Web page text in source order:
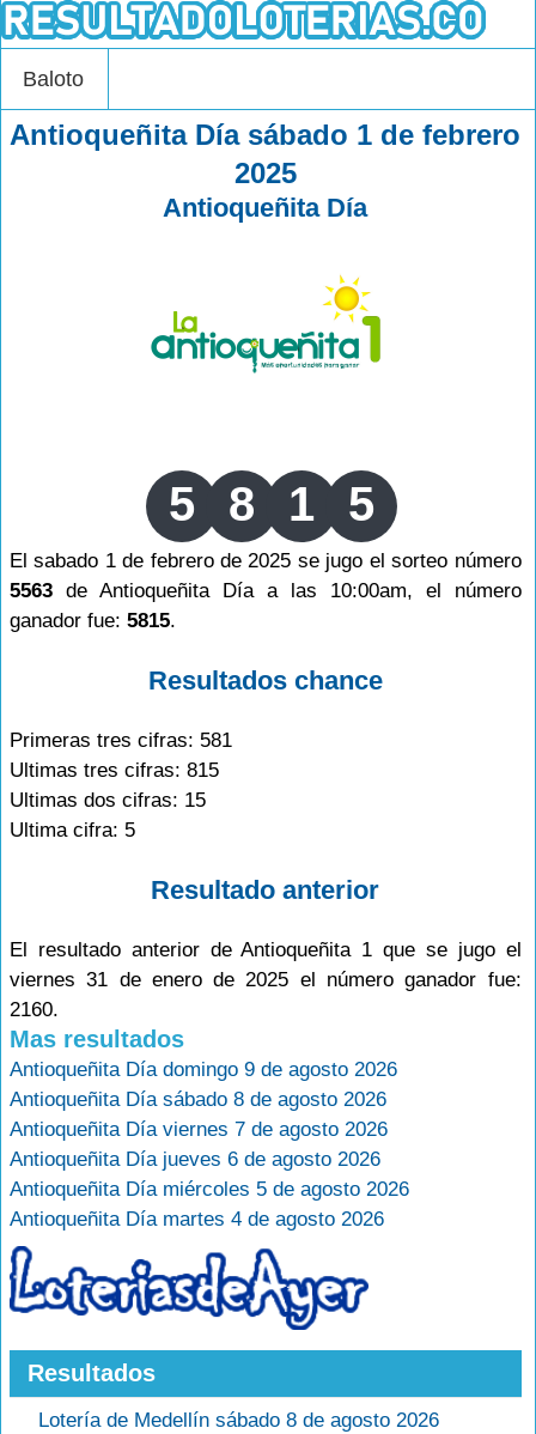
Baloto
Antioqueñita Día sábado 1 de febrero
2025
Antioqueñita Día
5 8 1 5
El sabado 1 de febrero de 2025 se jugo el sorteo número
5563 de Antioqueñita Día a las 10:00am, el número
ganador fue: 5815.
Resultados chance
Primeras tres cifras: 581
Ultimas tres cifras: 815
Ultimas dos cifras: 15
Ultima cifra: 5
Resultado anterior
El resultado anterior de Antioqueñita 1 que se jugo el
viernes 31 de enero de 2025 el número ganador fue:
2160.
Mas resultados
Antioqueñita Día domingo 9 de agosto 2026
Antioqueñita Día sábado 8 de agosto 2026
Antioqueñita Día viernes 7 de agosto 2026
Antioqueñita Día jueves 6 de agosto 2026
Antioqueñita Día miércoles 5 de agosto 2026
Antioqueñita Día martes 4 de agosto 2026
Resultados
Lotería de Medellín sábado 8 de agosto 2026